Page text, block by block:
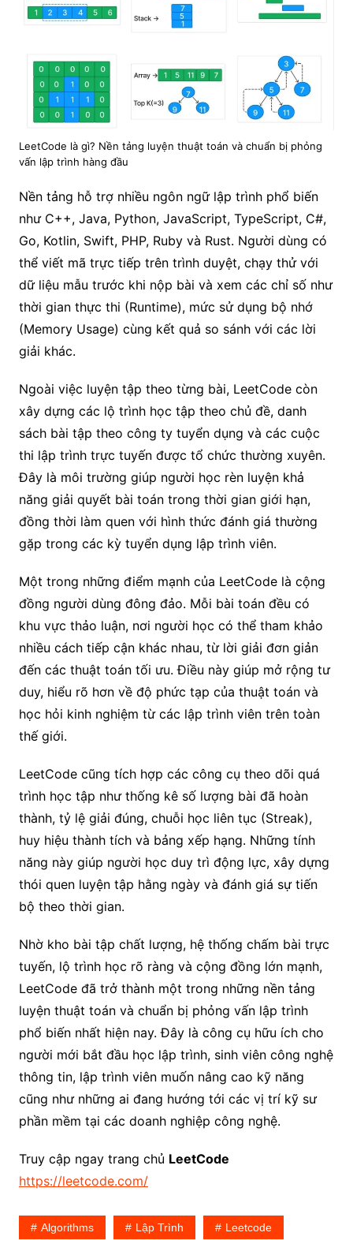
LeetCode là gì? Nền tảng luyện thuật toán và chuẩn bị phỏng
vấn lập trình hàng đầu
Nền tảng hỗ trợ nhiều ngôn ngữ lập trình phổ biến
như C++, Java, Python, JavaScript, TypeScript, C#,
Go, Kotlin, Swift, PHP, Ruby và Rust. Người dùng có
thể viết mã trực tiếp trên trình duyệt, chạy thử với
dữ liệu mẫu trước khi nộp bài và xem các chỉ số như
thời gian thực thi (Runtime), mức sử dụng bộ nhớ
(Memory Usage) cùng kết quả so sánh với các lời
giải khác.
Ngoài việc luyện tập theo từng bài, LeetCode còn
xây dựng các lộ trình học tập theo chủ đề, danh
sách bài tập theo công ty tuyển dụng và các cuộc
thi lập trình trực tuyến được tổ chức thường xuyên.
Đây là môi trường giúp người học rèn luyện khả
năng giải quyết bài toán trong thời gian giới hạn,
đồng thời làm quen với hình thức đánh giá thường
gặp trong các kỳ tuyển dụng lập trình viên.
Một trong những điểm mạnh của LeetCode là cộng
đồng người dùng đông đảo. Mỗi bài toán đều có
khu vực thảo luận, nơi người học có thể tham khảo
nhiều cách tiếp cận khác nhau, từ lời giải đơn giản
đến các thuật toán tối ưu. Điều này giúp mở rộng tư
duy, hiểu rõ hơn về độ phức tạp của thuật toán và
học hỏi kinh nghiệm từ các lập trình viên trên toàn
thế giới.
LeetCode cũng tích hợp các công cụ theo dõi quá
trình học tập như thống kê số lượng bài đã hoàn
thành, tỷ lệ giải đúng, chuỗi học liên tục (Streak),
huy hiệu thành tích và bảng xếp hạng. Những tính
năng này giúp người học duy trì động lực, xây dựng
thói quen luyện tập hằng ngày và đánh giá sự tiến
bộ theo thời gian.
Nhờ kho bài tập chất lượng, hệ thống chấm bài trực
tuyến, lộ trình học rõ ràng và cộng đồng lớn mạnh,
LeetCode đã trở thành một trong những nền tảng
luyện thuật toán và chuẩn bị phỏng vấn lập trình
phổ biến nhất hiện nay. Đây là công cụ hữu ích cho
người mới bắt đầu học lập trình, sinh viên công nghệ
thông tin, lập trình viên muốn nâng cao kỹ năng
cũng như những ai đang hướng tới các vị trí kỹ sư
phần mềm tại các doanh nghiệp công nghệ.
Truy cập ngay trang chủ LeetCode
https://leetcode.com/
Algorithms Lập Trình Leetcode